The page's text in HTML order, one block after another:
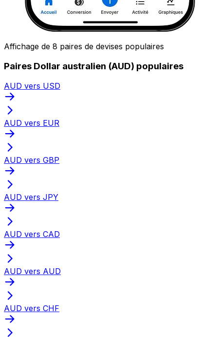
Affichage de 8 paires de devises populaires
Paires Dollar australien (AUD) populaires
AUD vers USD
AUD vers EUR
AUD vers GBP
AUD vers JPY
AUD vers CAD
AUD vers AUD
AUD vers CHF